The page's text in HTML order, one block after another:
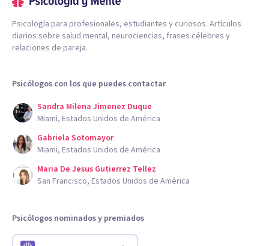
Psicología para profesionales, estudiantes y curiosos. Artículos
diarios sobre salud mental, neurociencias, frases célebres y
relaciones de pareja.
Psicólogos con los que puedes contactar
Sandra Milena Jimenez Duque
Miami, Estados Unidos de América
Gabriela Sotomayor
Miami, Estados Unidos de América
Maria De Jesus Gutierrez Tellez
San Francisco, Estados Unidos de América
Psicólogos nominados y premiados